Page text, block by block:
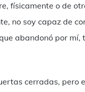
físicamente o de
no soy capaz de
abandonó por
cerradas, pero